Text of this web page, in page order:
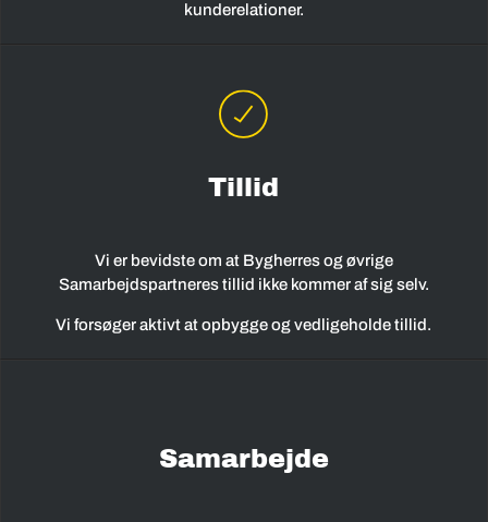
kunderelationer.
Tillid
Vi er bevidste om at Bygherres og øvrige
Samarbejdspartneres tillid ikke kommer af sig selv.
Vi forsøger aktivt at opbygge og vedligeholde tillid.
Samarbejde